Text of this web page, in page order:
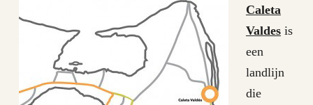
Caleta
Valdesis
een
landlijn
die